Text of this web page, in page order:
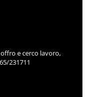
e cerco lavoro,
231711